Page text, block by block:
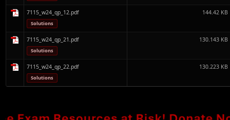
7115_w24_qp_12.pdf
Solutions
144.42 KB
7115_w24_qp_21.pdf
Solutions
130.143 KB
7115_w24_qp_22.pdf
Solutions
130.223 KB